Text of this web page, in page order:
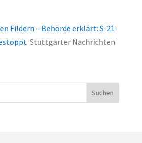
Fildern – Behörde erklärt: S-21-
Stuttgarter Nachrichten
Suchen